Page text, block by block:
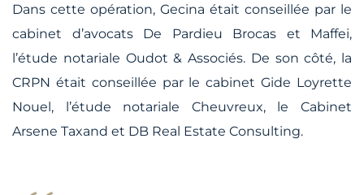
Dans cette opération, Gecina était conseillée par le
cabinet d’avocats De Pardieu Brocas et Maffei,
l’étude notariale Oudot & Associés. De son côté, la
CRPN était conseillée par le cabinet Gide Loyrette
Nouel, l’étude notariale Cheuvreux, le Cabinet
Arsene Taxand et DB Real Estate Consulting.